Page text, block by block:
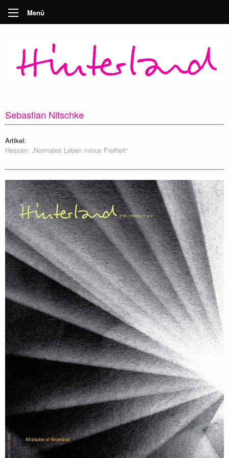
Menü
Sebastian Nitschke
Artikel:
Hessen: „Normales Leben minus Freiheit“